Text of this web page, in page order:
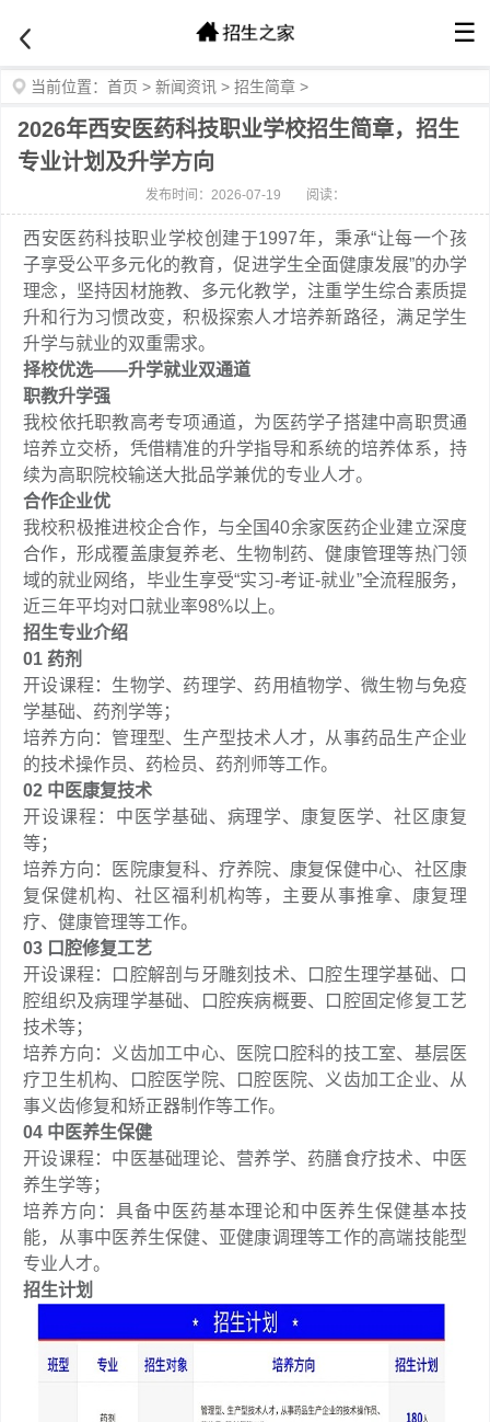
☰
当前位置： 首页 > 新闻资讯 > 招生简章 >
2026年西安医药科技职业学校招生简章，招生
专业计划及升学方向
发布时间：2026-07-19 阅读：
西安医药科技职业学校创建于1997年，秉承“让每一个孩
子享受公平多元化的教育，促进学生全面健康发展”的办学
理念，坚持因材施教、多元化教学，注重学生综合素质提
升和行为习惯改变，积极探索人才培养新路径，满足学生
升学与就业的双重需求。
择校优选——升学就业双通道
职教升学强
我校依托职教高考专项通道，为医药学子搭建中高职贯通
培养立交桥，凭借精准的升学指导和系统的培养体系，持
续为高职院校输送大批品学兼优的专业人才。
合作企业优
我校积极推进校企合作，与全国40余家医药企业建立深度
合作，形成覆盖康复养老、生物制药、健康管理等热门领
域的就业网络，毕业生享受“实习-考证-就业”全流程服务，
近三年平均对口就业率98%以上。
招生专业介绍
01 药剂
开设课程：生物学、药理学、药用植物学、微生物与免疫
学基础、药剂学等；
培养方向：管理型、生产型技术人才，从事药品生产企业
的技术操作员、药检员、药剂师等工作。
02 中医康复技术
开设课程：中医学基础、病理学、康复医学、社区康复
等；
培养方向：医院康复科、疗养院、康复保健中心、社区康
复保健机构、社区福利机构等，主要从事推拿、康复理
疗、健康管理等工作。
03 口腔修复工艺
开设课程：口腔解剖与牙雕刻技术、口腔生理学基础、口
腔组织及病理学基础、口腔疾病概要、口腔固定修复工艺
技术等；
培养方向：义齿加工中心、医院口腔科的技工室、基层医
疗卫生机构、口腔医学院、口腔医院、义齿加工企业、从
事义齿修复和矫正器制作等工作。
04 中医养生保健
开设课程：中医基础理论、营养学、药膳食疗技术、中医
养生学等；
培养方向：具备中医药基本理论和中医养生保健基本技
能，从事中医养生保健、亚健康调理等工作的高端技能型
专业人才。
招生计划